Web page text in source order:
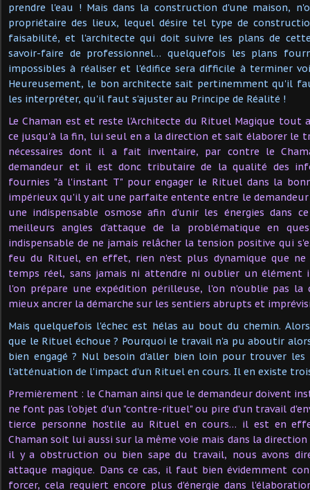
prendre l'eau ! Mais dans la construction d'une maison,
propriétaire des lieux, lequel désire tel type de
faisabilité, et l'architecte qui doit suivre les plans de
savoir-faire de professionnel… quelquefois les plans
impossibles à réaliser et l'édifice sera difficile à terminer
Heureusement, le bon architecte sait pertinemment qu'il
les interpréter, qu'il faut s'ajuster au Principe de Réalité !
Le Chaman est et reste l'Architecte du Rituel Magique tout
ce jusqu'à la fin, lui seul en a la direction et sait élaborer le
nécessaires dont il a fait inventaire, par contre le
demandeur et il est donc tributaire de la qualité des
fournies "à l'instant T" pour engager le Rituel dans la
impérieux qu'il y ait une parfaite entente entre le demandeur
une indispensable osmose afin d'unir les énergies dans
meilleurs angles d'attaque de la problématique en
indispensable de ne jamais relâcher la tension positive qui
feu du Rituel, en effet, rien n'est plus dynamique que
temps réel, sans jamais ni attendre ni oublier un
l'on prépare une expédition périlleuse, l'on n'oublie pas
mieux ancrer la démarche sur les sentiers abrupts et
Mais quelquefois l'échec est hélas au bout du chemin.
que le Rituel échoue ? Pourquoi le travail n'a pu aboutir
bien engagé ? Nul besoin d'aller bien loin pour trouver les
l'atténuation de l'impact d'un Rituel en cours. Il en existe
Premièrement : le Chaman ainsi que le demandeur doivent
ne font pas l'objet d'un "contre-rituel" ou pire d'un travail
tierce personne hostile au Rituel en cours… il est en
Chaman soit lui aussi sur la même voie mais dans la
il y a obstruction ou bien sape du travail, nous avons
attaque magique. Dans ce cas, il faut bien évidemment
forcer, cela requiert encore plus d'énergie dans